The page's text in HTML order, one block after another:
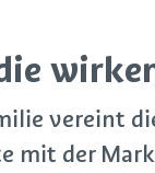
vereint
mit der